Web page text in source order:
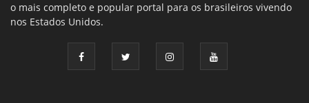
o mais completo e popular portal para os brasileiros vivendo
nos Estados Unidos.